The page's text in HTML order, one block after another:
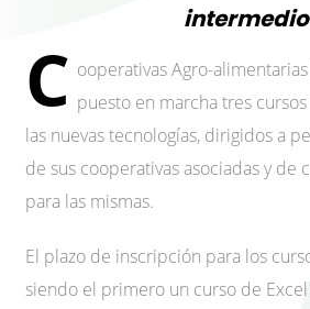
intermedio
C ooperativas Agro-
puesto en marcha tres
las nuevas tecnologías, dirigidos a
de sus cooperativas asociadas y de
para las mismas.
El plazo de inscripción para los
siendo el primero un curso de